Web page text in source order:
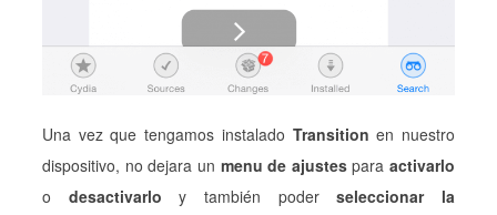
Una vez que tengamos instalado Transition en nuestro
dispositivo, no dejara un menu de ajustespara activarlo
o desactivarlo y también poderseleccionar la